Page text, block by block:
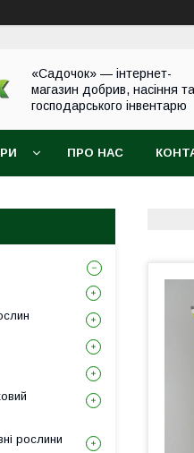
«Садочок» — інтернет-
магазин добрив, насіння та
господарського інвентарю
ПРО НАС
рослини